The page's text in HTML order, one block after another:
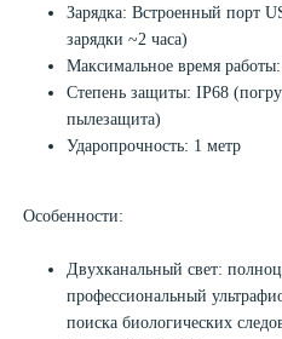
Зарядка: Встроенный порт
зарядки ~2 часа)
Максимальное время
Степень защиты: IP68
пылезащита)
Ударопрочность: 1 метр
Особенности:
Двухканальный свет:
профессиональный
поиска биологических